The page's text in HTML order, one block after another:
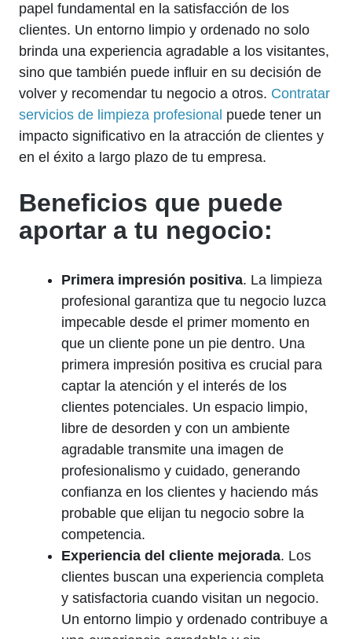
papel fundamental en la satisfacción de los
clientes. Un entorno limpio y ordenado no solo
brinda una experiencia agradable a los visitantes,
sino que también puede influir en su decisión de
volver y recomendar tu negocio a otros. Contratar
servicios de limpieza profesional puede tener un
impacto significativo en la atracción de clientes y
en el éxito a largo plazo de tu empresa.
Beneficios que puede
aportar a tu negocio:
Primera impresión positiva. La limpieza
profesional garantiza que tu negocio luzca
impecable desde el primer momento en
que un cliente pone un pie dentro. Una
primera impresión positiva es crucial para
captar la atención y el interés de los
clientes potenciales. Un espacio limpio,
libre de desorden y con un ambiente
agradable transmite una imagen de
profesionalismo y cuidado, generando
confianza en los clientes y haciendo más
probable que elijan tu negocio sobre la
competencia.
Experiencia del cliente mejorada. Los
clientes buscan una experiencia completa
y satisfactoria cuando visitan un negocio.
Un entorno limpio y ordenado contribuye a